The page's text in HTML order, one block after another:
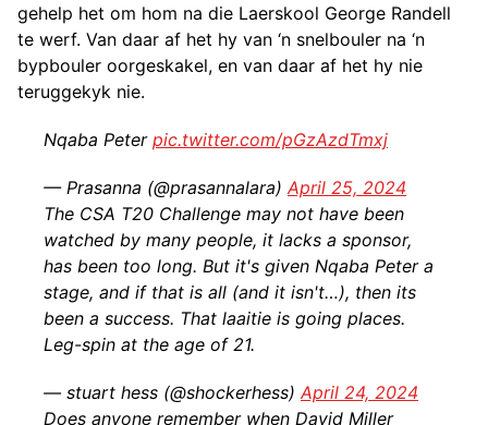
gehelp het om hom na die Laerskool George Randell
te werf. Van daar af het hy van ‘n snelbouler na ‘n
bypbouler oorgeskakel, en van daar af het hy nie
teruggekyk nie.
Nqaba Peter pic.twitter.com/pGzAzdTmxj
— Prasanna (@prasannalara) April 25, 2024
The CSA T20 Challenge may not have been
watched by many people, it lacks a sponsor,
has been too long. But it's given Nqaba Peter a
stage, and if that is all (and it isn't…), then its
been a success. That laaitie is going places.
Leg-spin at the age of 21.
— stuart hess (@shockerhess) April 24, 2024
Does anyone remember when David Miller